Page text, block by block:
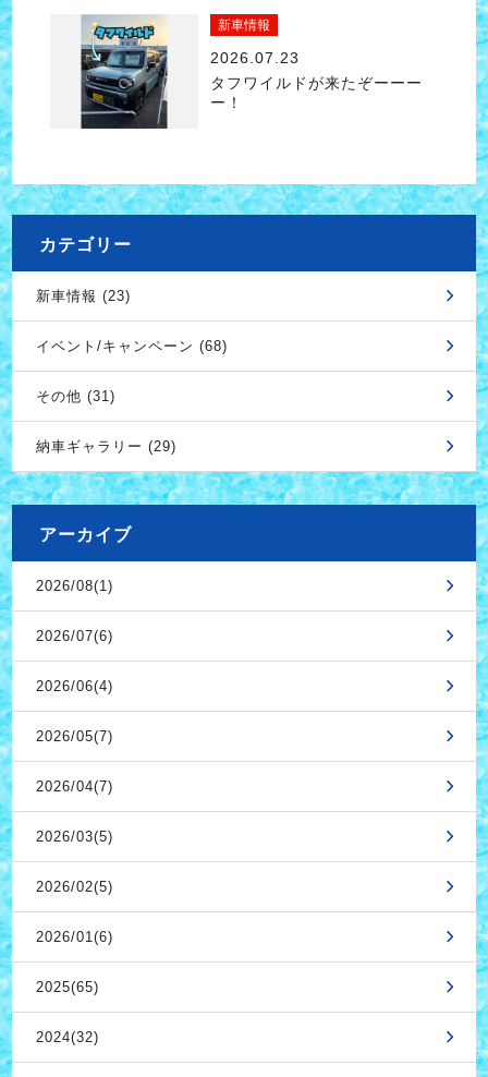
新車情報
2026.07.23
タフワイルドが来たぞーーー
ー！
カテゴリー
新車情報 (23)
イベント/キャンペーン (68)
その他 (31)
納車ギャラリー (29)
アーカイブ
2026/08(1)
2026/07(6)
2026/06(4)
2026/05(7)
2026/04(7)
2026/03(5)
2026/02(5)
2026/01(6)
2025(65)
2024(32)